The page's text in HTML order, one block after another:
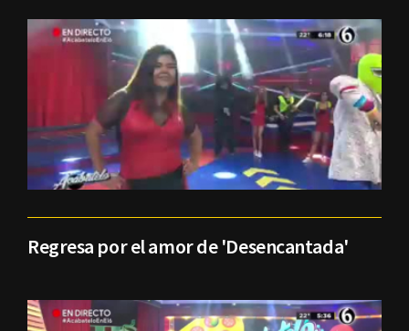
Regresa por el amor de 'Desencantada'